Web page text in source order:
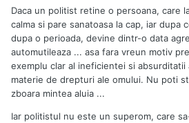
Daca un politist retine o persoana, care
calma si pare sanatoasa la cap, iar dupa
dupa o perioada, devine dintr-o data
automutileaza ... asa fara vreun motiv
exemplu clar al ineficientei si
materie de drepturi ale omului. Nu poti
zboara mintea aluia ...
Iar politistul nu este un superom, care